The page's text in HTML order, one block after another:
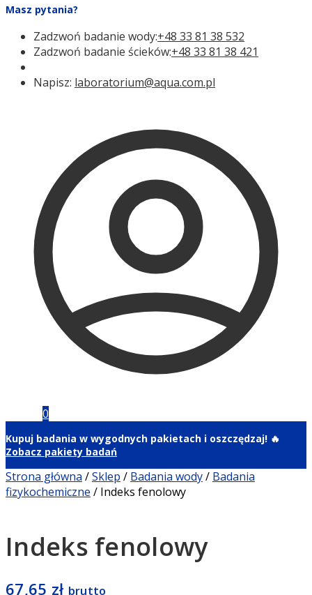
Masz pytania?
Zadzwoń badanie wody:+48 33 81 38 532
Zadzwoń badanie ścieków:+48 33 81 38 421
Napisz: laboratorium@aqua.com.pl
0
Kupuj badania w wygodnych pakietach i oszczędzaj! 🔥
Zobacz pakiety badań
Strona główna /Sklep / Badania wody/ Badania
fizykochemiczne / Indeks fenolowy
Indeks fenolowy
67,65 zł brutto